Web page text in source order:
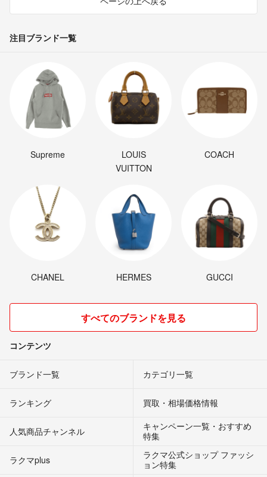
注目ブランド一覧
Supreme
LOUIS
VUITTON
COACH
CHANEL HERMES GUCCI
すべてのブランドを見る
コンテンツ
ブランド一覧 カテゴリ一覧
ランキング 買取・相場価格情報
人気商品チャンネル
キャンペーン一覧・おすすめ
特集
ラクマplus
ラクマ公式ショップ ファッシ
ョン特集